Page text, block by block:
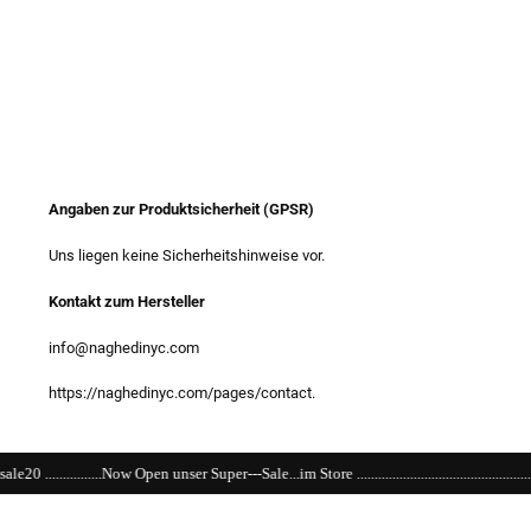
Angaben zur Produktsicherheit (GPSR)
Uns liegen keine Sicherheitshinweise vor.
Kontakt zum Hersteller
info@naghedinyc.com
https://naghedinyc.com/pages/contact.
Open unser Super---Sale...im Store